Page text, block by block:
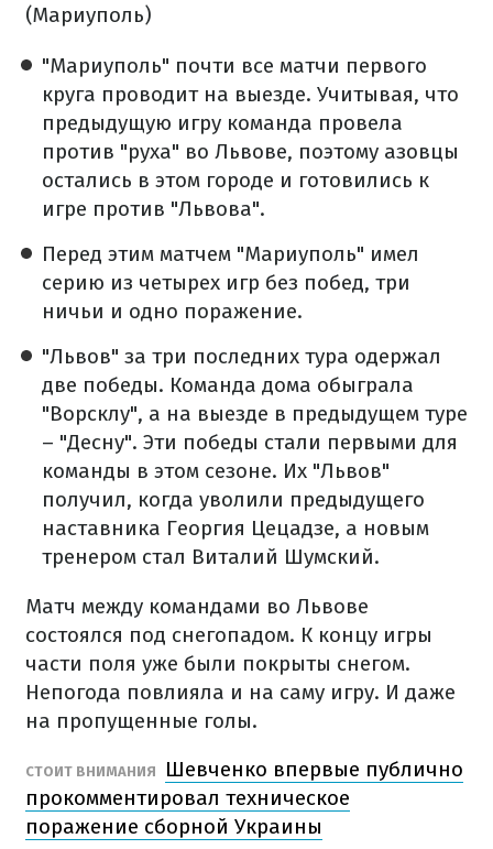
(Мариуполь)
"Мариуполь" почти все матчи первого
круга проводит на выезде. Учитывая, что
предыдущую игру команда провела
против "руха" во Львове, поэтому азовцы
остались в этом городе и готовились к
игре против "Львова".
Перед этим матчем "Мариуполь" имел
серию из четырех игр без побед, три
ничьи и одно поражение.
"Львов" за три последних тура одержал
две победы. Команда дома обыграла
"Ворсклу", а на выезде в предыдущем туре
– "Десну". Эти победы стали первыми для
команды в этом сезоне. Их "Львов"
получил, когда уволили предыдущего
наставника Георгия Цецадзе, а новым
тренером стал Виталий Шумский.
Матч между командами во Львове
состоялся под снегопадом. К концу игры
части поля уже были покрыты снегом.
Непогода повлияла и на саму игру. И даже
на пропущенные голы.
СТОИТ ВНИМАНИЯ
Шевченко впервые публично
прокомментировал техническое
поражение сборной Украины